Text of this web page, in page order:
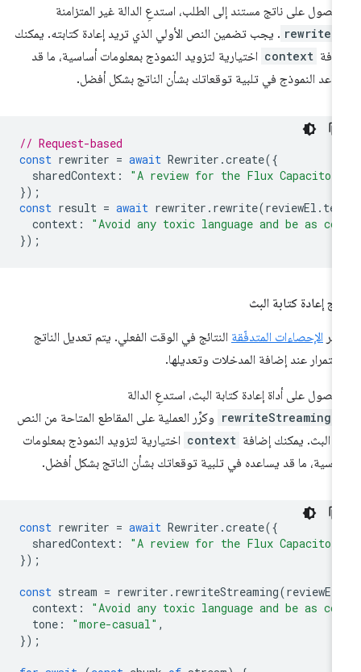
على ناتج مستند إلى الطلب، استدعِ الدالة غير المتزامنة
. يجب تضمين النص الأولي الذي تريد إعادة كتابته. يمكنك
context اختيارية لتزويد النموذج بمعلومات أساسية، ما قد
النموذج في تلبية توقعاتك بشأن الناتج بشكل أفضل.
// Request-based
const rewriter = await Rewriter.create
sharedContext: "A review for the Flux Capacitor
const result = await rewriter.rewrite(reviewEl
context: "Avoid any toxic language and be as
إعادة كتابة البث
الإحصاءات المتدفّقةالنتائج في الوقت الفعلي. يتم تعديل الناتج
عند إضافة المدخلات وتعديلها.
على أداة إعادة كتابة البث، استدعِ الدالة
وكرِّر العملية على المقاطع المتاحة من النص
البث. يمكنك إضافة context اختيارية لتزويد النموذج بمعلومات
ما قد يساعده في تلبية توقعاتك بشأن الناتج بشكل أفضل.
const rewriter = await Rewriter.create
sharedContext: "A review for the Flux Capacitor
const stream = rewriter.rewriteStreaming(reviewEl
context: "Avoid any toxic language and be as
tone: "more-casual"